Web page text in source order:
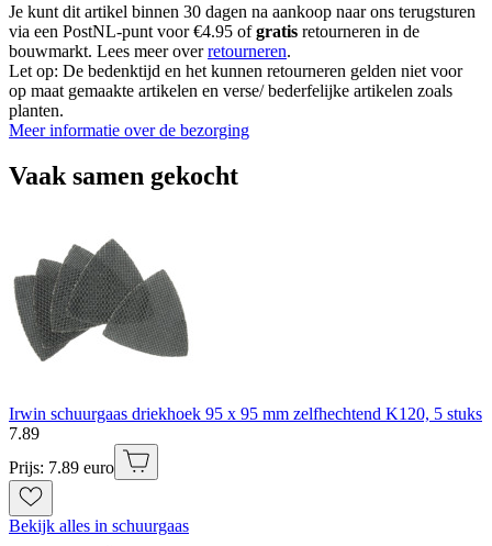
Je kunt dit artikel binnen 30 dagen na aankoop naar ons terugsturen
via een PostNL-punt voor €4.95 ofgratis retourneren in de
bouwmarkt. Lees meer overretourneren.
Let op: De bedenktijd en het kunnen retourneren gelden niet voor
op maat gemaakte artikelen en verse/ bederfelijke artikelen zoals
planten.
Meer informatie over de bezorging
Vaak samen gekocht
Irwin schuurgaas driekhoek 95 x 95 mm zelfhechtend K120, 5 stuks
7.89
Prijs: 7.89 euro
Bekijk alles in schuurgaas